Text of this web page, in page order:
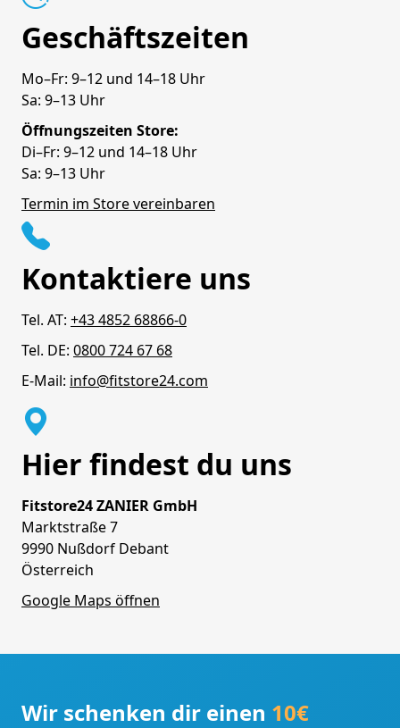
Geschäftszeiten
Mo–Fr: 9–12 und 14–18 Uhr
Sa: 9–13 Uhr
Öffnungszeiten Store:
Di–Fr: 9–12 und 14–18 Uhr
Sa: 9–13 Uhr
Termin im Store vereinbaren
Kontaktiere uns
Tel. AT: +43 4852 68866-0
Tel. DE: 0800 724 67 68
E-Mail: info@fitstore24.com
Hier findest du uns
Fitstore24 ZANIER GmbH
Marktstraße 7
9990 Nußdorf Debant
Österreich
Google Maps öffnen
Wir schenken dir einen 10€